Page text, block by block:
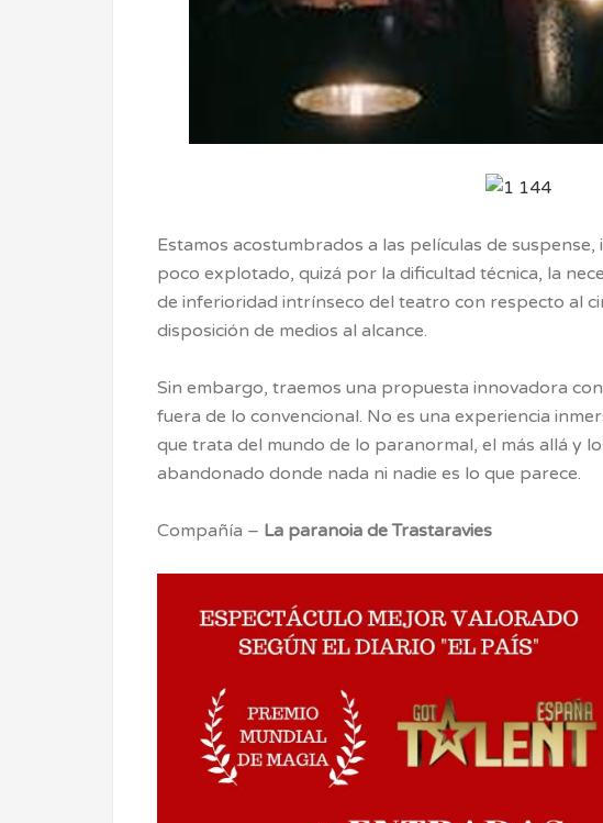
Estamos acostumbrados a las películas de
poco explotado, quizá por la dificultad técnica, la
de inferioridad intrínseco del teatro con respecto al
disposición de medios al alcance.
Sin embargo, traemos una propuesta innovadora
fuera de lo convencional. No es una experiencia
que trata del mundo de lo paranormal, el más allá y
abandonado donde nada ni nadie es lo que parece.
Compañía – La paranoia de Trastaravies